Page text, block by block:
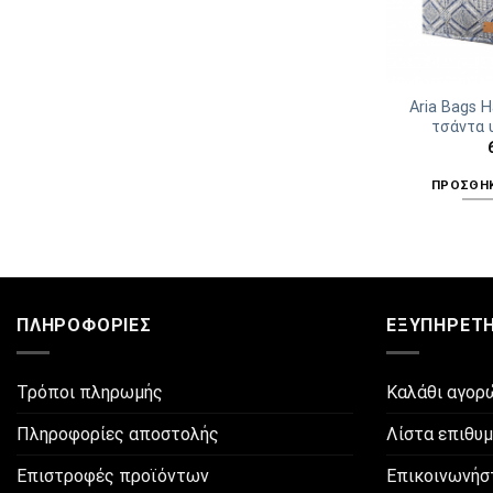
Aria Bags
τσάντα
ΠΛΗΡΟΦΟΡΊΕΣ
Τρόποι πληρωμής
Πληροφορίες αποστολής
Επιστροφές προϊόντων
Καλάθι
Λίστα